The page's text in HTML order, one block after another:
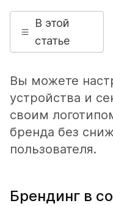
В этой
статье
Вы можете
устройства и
своим
бренда без
пользователя.
Брендинг в